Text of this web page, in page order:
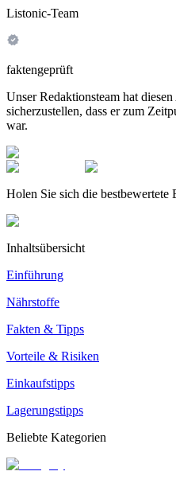
Listonic-Team
faktengeprüft
Unser Redaktionsteam hat
sicherzustellen, dass er zum
war.
Holen Sie sich die
Inhaltsübersicht
Einführung
Nährstoffe
Fakten & Tipps
Vorteile & Risiken
Einkaufstipps
Lagerungstipps
Beliebte Kategorien